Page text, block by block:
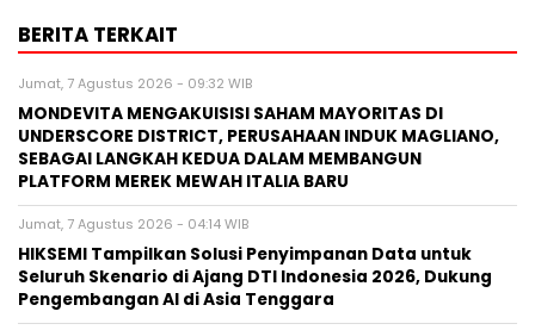
BERITA TERKAIT
Jumat, 7 Agustus 2026 - 09:32 WIB
MONDEVITA MENGAKUISISI SAHAM MAYORITAS DI
UNDERSCORE DISTRICT, PERUSAHAAN INDUK MAGLIANO,
SEBAGAI LANGKAH KEDUA DALAM MEMBANGUN
PLATFORM MEREK MEWAH ITALIA BARU
Jumat, 7 Agustus 2026 - 04:14 WIB
HIKSEMI Tampilkan Solusi Penyimpanan Data untuk
Seluruh Skenario di Ajang DTI Indonesia 2026, Dukung
Pengembangan AI di Asia Tenggara